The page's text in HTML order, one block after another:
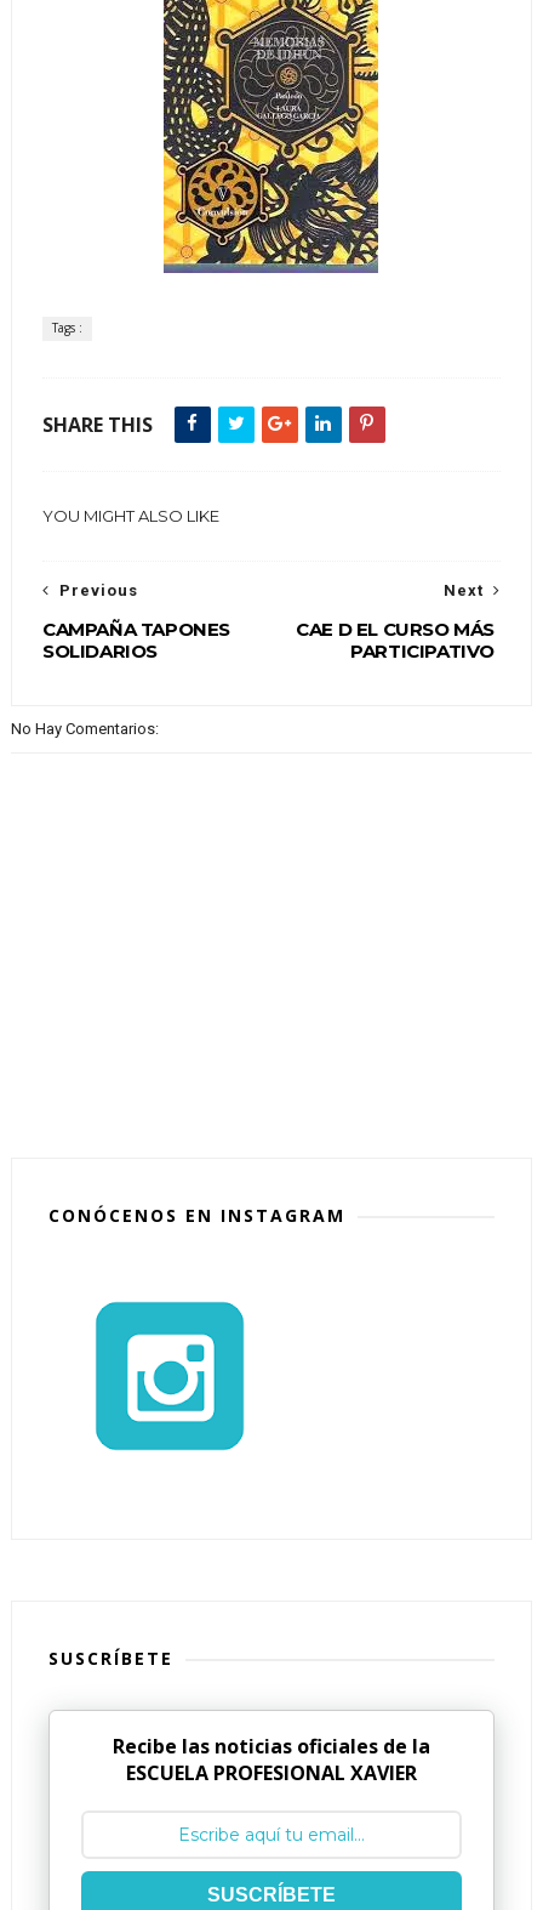
Tags :
SHARE THIS
YOU MIGHT ALSO LIKE
Next
CAE D EL CURSO MÁS
PARTICIPATIVO
Previous
CAMPAÑA TAPONES
SOLIDARIOS
No Hay Comentarios:
CONÓCENOS EN INSTAGRAM
SUSCRÍBETE
Recibe las noticias oficiales de la
ESCUELA PROFESIONAL XAVIER
SUSCRÍBETE